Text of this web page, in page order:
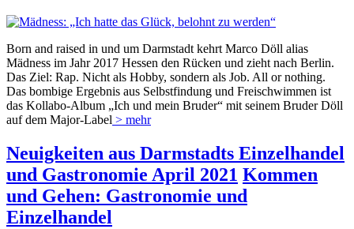
Born and raised in und um Darmstadt kehrt Marco Döll alias
Mädness im Jahr 2017 Hessen den Rücken und zieht nach Berlin.
Das Ziel: Rap. Nicht als Hobby, sondern als Job. All or nothing.
Das bombige Ergebnis aus Selbstfindung und Freischwimmen ist
das Kollabo-Album „Ich und mein Bruder“ mit seinem Bruder Döll
auf dem Major-Label > mehr
Neuigkeiten aus Darmstadts Einzelhandel
und Gastronomie April 2021 Kommen
und Gehen: Gastronomie und
Einzelhandel